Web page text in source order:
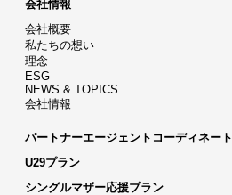
会社情報
会社概要
私たちの想い
理念
ESG
NEWS & TOPICS
会社情報
パートナーエージェントコーディネート
U29プラン
シングルマザー応援プラン